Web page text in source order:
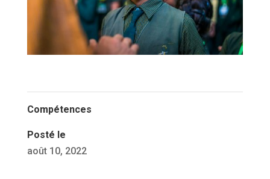
Compétences
Posté le
août 10, 2022